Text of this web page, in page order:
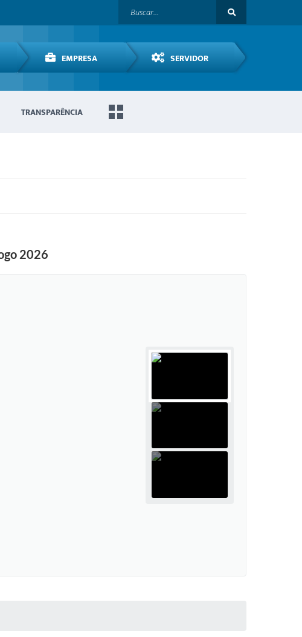
EMPRESA SERVIDOR
TRANSPARÊNCIA
2026